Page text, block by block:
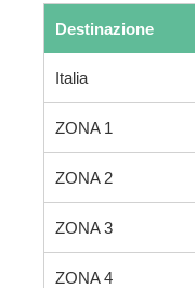
Destinazione
Italia
ZONA 1
ZONA 2
ZONA 3
ZONA 4